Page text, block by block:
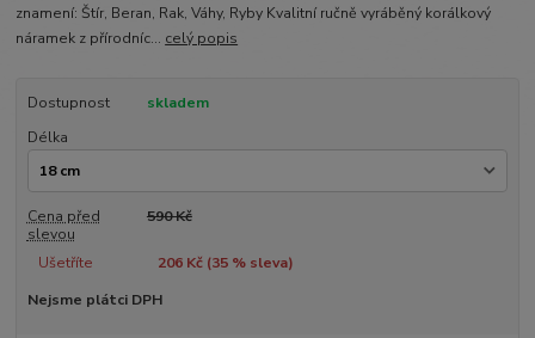
znamení: Štír, Beran, Rak, Váhy, Ryby Kvalitní ručně vyráběný korálkový
náramek z přírodníc... celý popis
Dostupnost
skladem
Délka
Cena před
slevou
590 Kč
Ušetříte 206 Kč (35% sleva)
Nejsme plátci DPH